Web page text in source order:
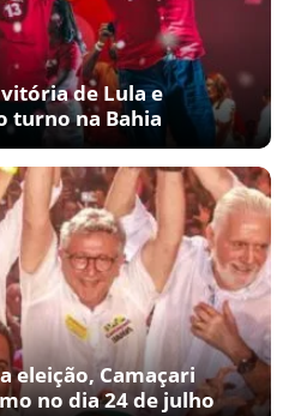
de Lula e
turno na Bahia
eleição, Camaçari
no dia 24 de julho